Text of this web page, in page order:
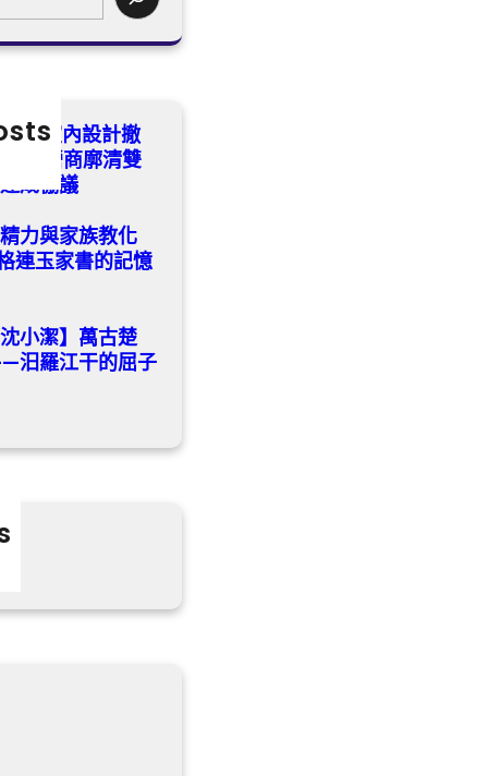
嵐室內設計撤
運營商廓清雙
成協議
力與家族教化
連玉家書的記憶
小潔】萬古楚
汨羅江干的屈子